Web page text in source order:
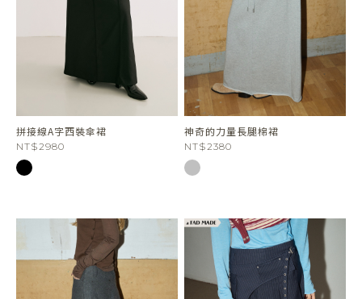
拼接線A字西裝傘裙
NT$2980
神奇的力量長腿棉裙
NT$2380